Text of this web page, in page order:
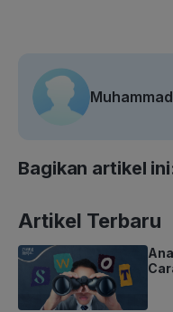
Bagikan artikel
Artikel Terbaru